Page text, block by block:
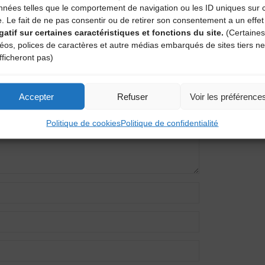
telles que le comportement de navigation ou les ID uniques sur
Le fait de ne pas consentir ou de retirer son consentement a un effet
sur certaines caractéristiques et fonctions du site. (Certaines
polices de caractères et autre médias embarqués de sites tiers ne
pas)
Accepter Refuser Voir les
Politique de cookiesPolitique de confidentialité
obligatoires sont indiqués avec